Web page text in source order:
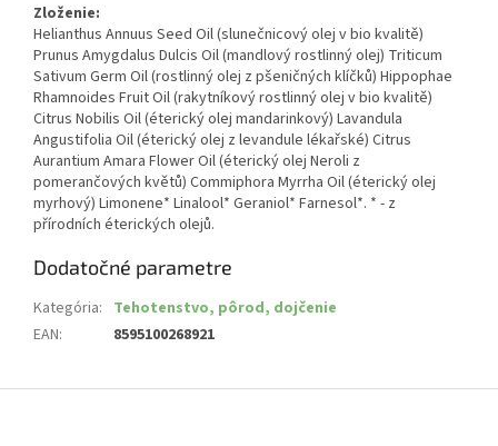
Zloženie:
Helianthus Annuus Seed Oil (slunečnicový olej v bio kvalitě)
Prunus Amygdalus Dulcis Oil (mandlový rostlinný olej) Triticum
Sativum Germ Oil (rostlinný olej z pšeničných klíčků) Hippophae
Rhamnoides Fruit Oil (rakytníkový rostlinný olej v bio kvalitě)
Citrus Nobilis Oil (éterický olej mandarinkový) Lavandula
Angustifolia Oil (éterický olej z levandule lékařské) Citrus
Aurantium Amara Flower Oil (éterický olej Neroli z
pomerančových květů) Commiphora Myrrha Oil (éterický olej
myrhový) Limonene* Linalool* Geraniol* Farnesol*. * - z
přírodních éterických olejů.
Dodatočné parametre
Kategória: Tehotenstvo, pôrod, dojčenie
EAN: 8595100268921